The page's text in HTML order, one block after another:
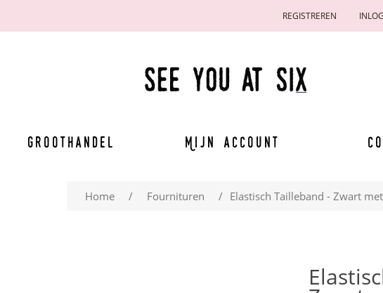
REGISTREREN
Groothandel Mijn account
Home / Fournituren / Elastisch Tailleband - Zwart